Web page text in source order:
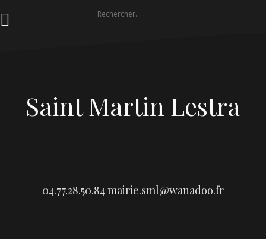
au
Rechercher :
Saint Martin Lestra
04.77.28.50.84 mairie.sml@wanadoo.fr